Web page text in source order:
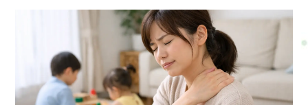
ッチ、肩甲骨を動かす運動を取り入れることが大切です。整体
によって体全体のバランスを整えることで、肩こりの改善や再
発予防につながることもあります。横浜市戸塚区で肩こりやデ
スクワーク疲れにお悩みの方は、整体サロンRefresh Jamへお気
軽にご相談ください。初めての方はまずこちらへRefresh Jamー
ロードマップ◆ 安心できる施術を、1度体験してみるお申し込み
方法はこちら・ホットペッパービューティー…予約可・LINE公
ます。施術では・小胸筋の緊張を緩める・僧帽筋の調整・肩甲
骨の可動改善・姿勢バランスの調整などを行います。筋肉のバ
ランスを整えることで、肩が自然な位置に戻りやすくなりま
す。横浜や戸塚、戸塚区周辺でもデスクワークによる巻き肩の
相談は非常に増えています。姿勢は日常の習慣で変わるため、
早めのケアが大切です。よくある質問よくある質問Q: 巻き肩と
の前かがみ姿勢・夜間対応による睡眠不足・子どもの動きに合
わせ続ける精神的緊張・スマホ使用によるストレートネック傾
向・家事と育児の両立による休息不足抱っこは一見すると腕の
負担に思えますが、実際には体幹や肩周囲の筋肉が常に支えて
おり、首にも大きな緊張がかかります。さらに授乳時に背中を
丸めた姿勢が続くと、小胸筋が縮みやすくなり、巻き肩が強ま
時間同じ姿勢になりやすく、首の筋肉が緊張し続けることで血
流が低下し、痛みやコリとして感じやすくなります。日常の姿
勢や体の使い方を少し意識するだけでも負担を軽減することが
できます。育児・子育てによる首の痛みやコリとは 育児中に起
こる首の痛みやコリは、単なる疲れではなく、首や肩の筋肉が
長時間緊張することで起こる筋肉疲労が大きく関係していま